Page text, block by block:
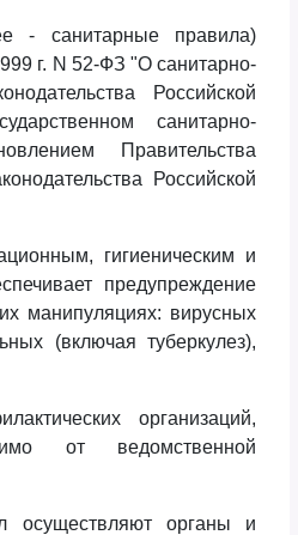
- санитарные правила)
г. N 52-ФЗ "О санитарно-
Российской
санитарно-
Правительства
Российской
гигиеническим и
предупреждение
манипуляциях: вирусных
(включая туберкулез),
организаций,
от ведомственной
осуществляют органы и